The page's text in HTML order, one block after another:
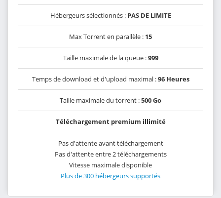
Hébergeurs sélectionnés : PAS DE LIMITE
Max Torrent en parallèle : 15
Taille maximale de la queue :999
Temps de download et d'upload maximal :96 Heures
Taille maximale du torrent :500 Go
Téléchargement premium illimité
Pas d'attente avant téléchargement
Pas d'attente entre 2 téléchargements
Vitesse maximale disponible
Plus de 300 hébergeurs supportés